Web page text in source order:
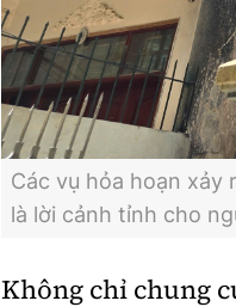
Các vụ hỏa hoạn
là lời cảnh tỉnh cho
Không chỉ chung